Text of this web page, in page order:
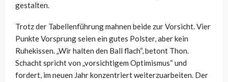
gestalten.
Trotz der Tabellenführung mahnen beide zur Vorsicht. Vier
Punkte Vorsprung seien ein gutes Polster, aber kein
Ruhekissen. „Wir halten den Ball flach“, betont Thon.
Schacht spricht von „vorsichtigem Optimismus“ und
fordert, im neuen Jahr konzentriert weiterzuarbeiten. Der